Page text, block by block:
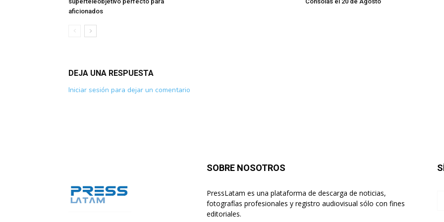
aficionados
DEJA UNA RESPUESTA
Iniciar sesión para dejar un comentario
SOBRE NOSOTROS
PressLatam es una plataforma de descarga de noticias,
fotografías profesionales y registro audiovisual sólo con fines
editoriales.